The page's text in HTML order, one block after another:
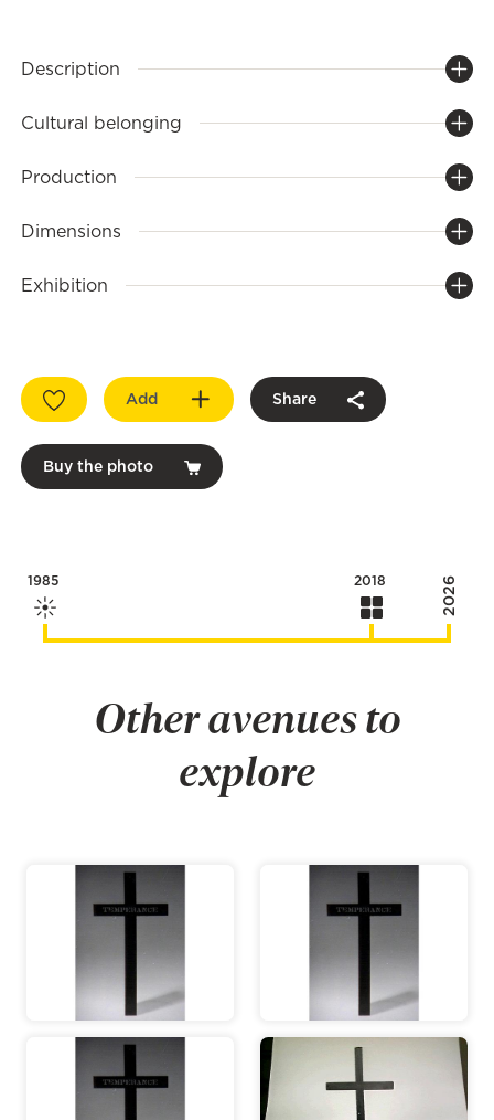
Description
Cultural belonging
Production
Dimensions
Exhibition
Add Share
Buy the photo
1985 2018 2026
Other avenues to
explore